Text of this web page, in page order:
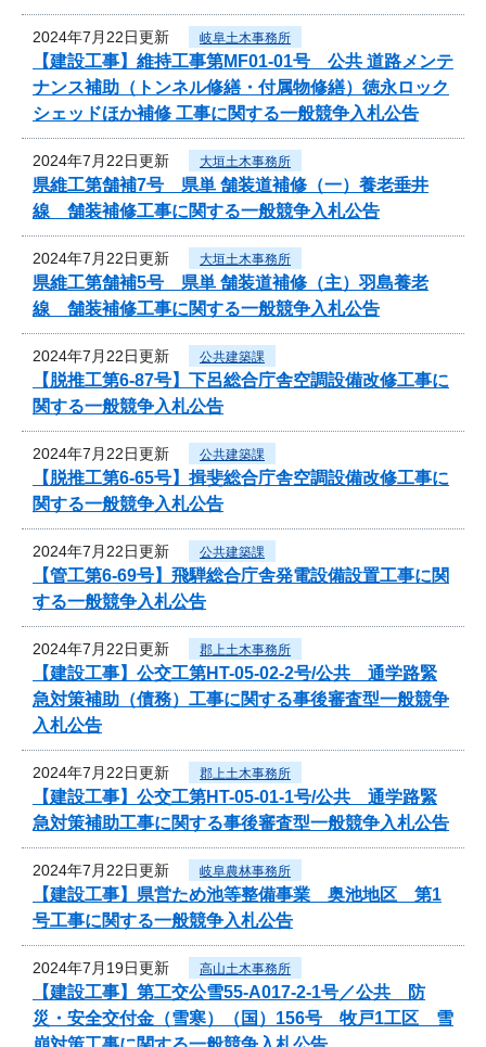
2024年7月22日更新 岐阜土木事務所
【建設工事】維持工事第MF01-01号 公共 道路メンテ
ナンス補助（トンネル修繕・付属物修繕）徳永ロック
シェッドほか補修 工事に関する一般競争入札公告
2024年7月22日更新 大垣土木事務所
県維工第舗補7号 県単 舗装道補修（一）養老垂井
線 舗装補修工事に関する一般競争入札公告
2024年7月22日更新 大垣土木事務所
県維工第舗補5号 県単 舗装道補修（主）羽島養老
線 舗装補修工事に関する一般競争入札公告
2024年7月22日更新 公共建築課
【脱推工第6-87号】下呂総合庁舎空調設備改修工事に
関する一般競争入札公告
2024年7月22日更新 公共建築課
【脱推工第6-65号】揖斐総合庁舎空調設備改修工事に
関する一般競争入札公告
2024年7月22日更新 公共建築課
【管工第6-69号】飛騨総合庁舎発電設備設置工事に関
する一般競争入札公告
2024年7月22日更新 郡上土木事務所
【建設工事】公交工第HT-05-02-2号/公共 通学路緊
急対策補助（債務）工事に関する事後審査型一般競争
入札公告
2024年7月22日更新 郡上土木事務所
【建設工事】公交工第HT-05-01-1号/公共 通学路緊
急対策補助工事に関する事後審査型一般競争入札公告
2024年7月22日更新 岐阜農林事務所
【建設工事】県営ため池等整備事業 奥池地区 第1
号工事に関する一般競争入札公告
2024年7月19日更新 高山土木事務所
【建設工事】第工交公雪55-A017-2-1号／公共 防
災・安全交付金（雪寒）（国）156号 牧戸1工区 雪